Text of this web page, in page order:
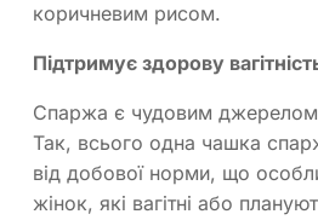
коричневим рисом.
Підтримує здорову
Спаржа є чудовим джерелом
Так, всього одна чашка
від добової норми, що
жінок, які вагітні або